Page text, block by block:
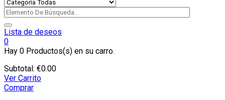
Lista de deseos
0
Hay 0 Productos(s) en su carro.
Subtotal: €0.00
Ver Carrito
Comprar